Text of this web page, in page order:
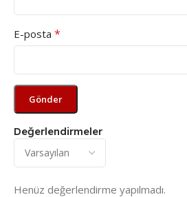
Değerlendirmeler
Henüz değerlendirme yapılmadı.
E-posta *